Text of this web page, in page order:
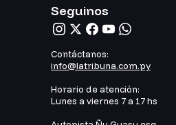
Seguinos
Contáctanos:
info@latribuna.com.py
Horario de atención:
Lunes a viernes 7 a 17 hs